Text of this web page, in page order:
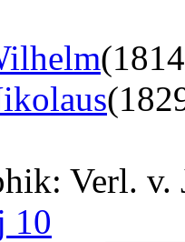
Verl. v.
10